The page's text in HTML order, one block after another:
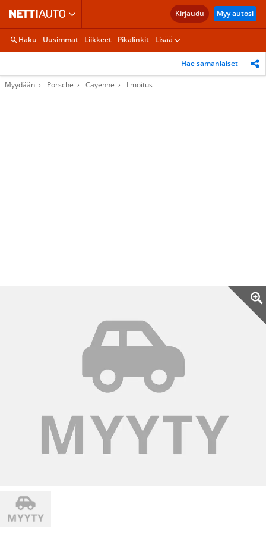
Kirjaudu Myy autosi
Haku Uusimmat Liikkeet Pikalinkit Lisää
Hae samanlaiset
Myydään Porsche Cayenne Ilmoitus